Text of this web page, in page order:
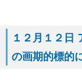
１２月１２日
の画期的標的